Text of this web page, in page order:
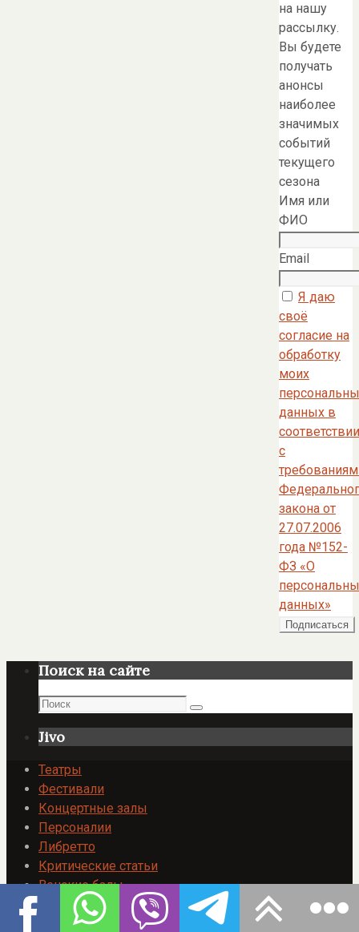
на нашу
рассылку.
Вы будете
получать
анонсы
наиболее
значимых
событий
текущего
сезона
Имя или
ФИО
Email
Я даю
своё
согласие на
обработку
моих
данных в
соответствии
с
закона от
27.07.2006
года №152-
ФЗ «О
данных»
Поиск на сайте
Поиск
Поиск
Jivo
Театры
Фестивали
Концертные залы
Персоналии
Либретто
Критические статьи
Венские балы
Венецианский карнавал 2026
Рекомендуем посетить